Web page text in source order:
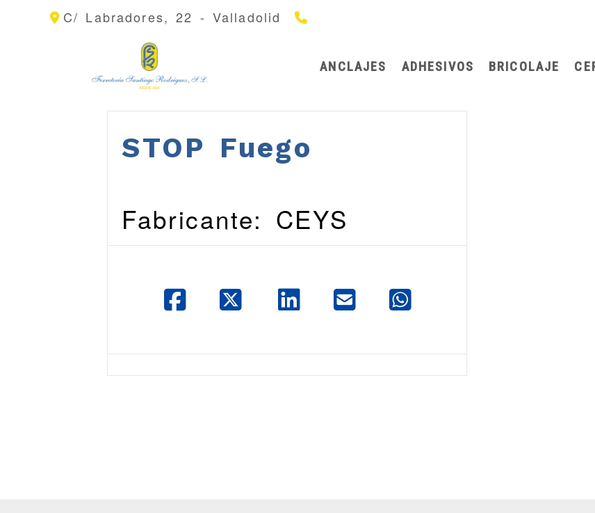
C/ Labradores, 22 - Valladolid
ANCLAJES ADHESIVOS BRICOLAJE
STOP Fuego
Fabricante: CEYS